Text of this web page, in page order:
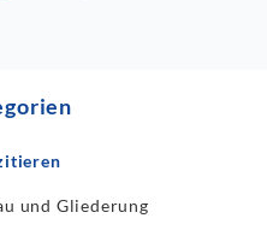
und Gliederung